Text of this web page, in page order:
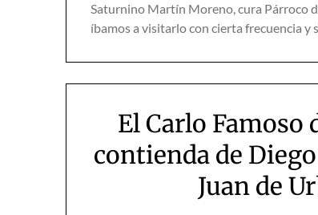
Saturnino Martín Moreno, cura Párroco
íbamos a visitarlo con cierta frecuencia
El Carlo Famoso
contienda de
Juan de